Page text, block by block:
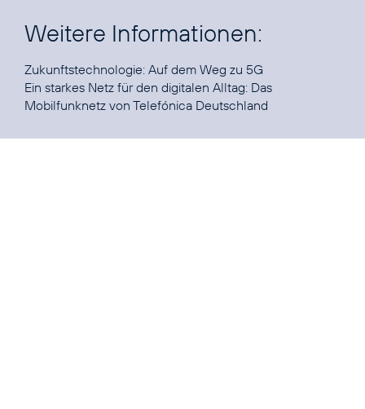
Weitere Informationen:
Zukunftstechnologie: Auf dem Weg zu 5G
Ein starkes Netz für den digitalen Alltag: Das
Mobilfunknetz von Telefónica Deutschland